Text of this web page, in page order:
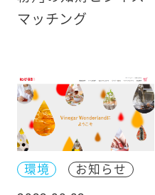
マッチング
環境
お知らせ